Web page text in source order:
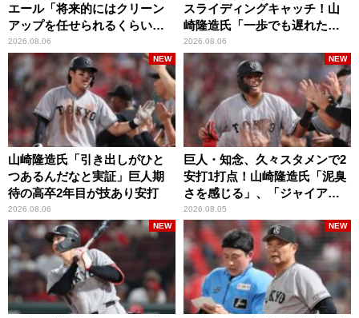
エール「将来的にはクリーン
アップを任せられるくらいま
では成長して」
2026.08.06
スライディングキャッチ！山
崎隆造氏「一歩でも遅れた
ら…」
2026.08.06
山崎隆造氏「引き出しがひと
つあるんだなと実証」巨人期
待の高卒2年目が技あり安打
2026.08.06
NEW
巨人・知念、久々スタメンで2
安打1打点！山崎隆造氏「泥臭
さを感じる」、「ジャイアン
ツには少ないタイプ」
2026.08.05
NEW
NEW NEW